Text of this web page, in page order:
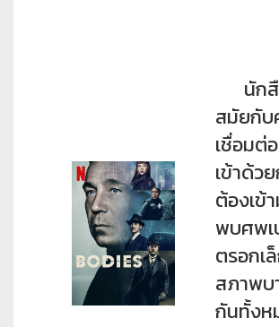
นัก
สมัยกั
เชื่อมต่
เข้าด้ว
ต้องเข้
พบศพเ
ตรอกเ
สภาพบ
กันทั้งห